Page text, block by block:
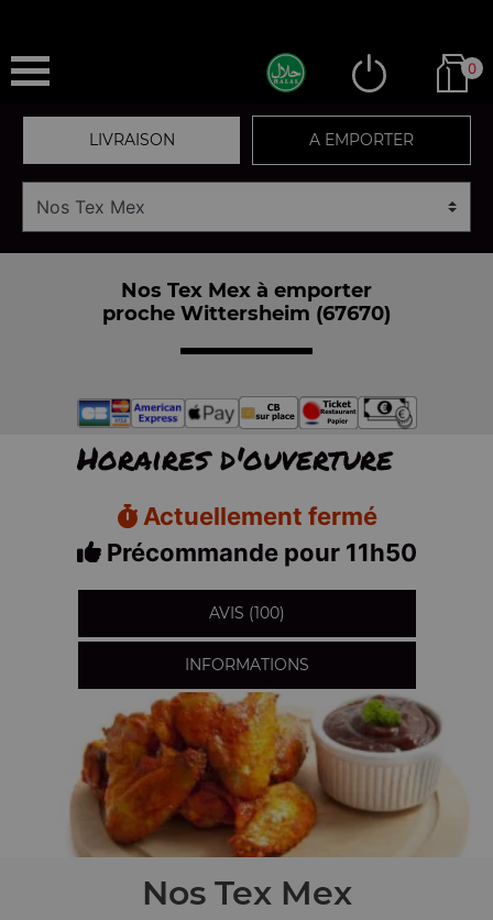
0
LIVRAISON A EMPORTER
Nos Tex Mex à emporter
proche Wittersheim (67670)
Horaires d'ouverture
Actuellement fermé
Précommande pour 11h50
AVIS (100)
INFORMATIONS
Nos Tex Mex